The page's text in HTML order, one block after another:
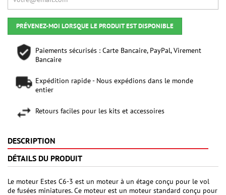
PRÉVENEZ-MOI LORSQUE LE PRODUIT EST DISPONIBLE
Paiements sécurisés : Carte Bancaire, PayPal, Virement
Bancaire
Expédition rapide - Nous expédions dans le monde
entier
Retours faciles pour les kits et accessoires
DESCRIPTION
DÉTAILS DU PRODUIT
Le moteur Estes C6-3 est un moteur à un étage conçu pour le vol
de fusées miniatures. Ce moteur est un moteur standard conçu pour